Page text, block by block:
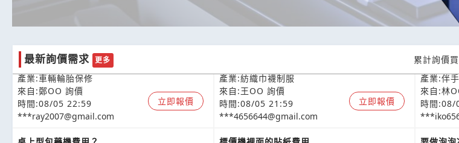
最新詢價需求 更多 累計詢價
有在做汽車零件鐵殼配件嗎
產業:車輛輪胎保修
來自:鄭OO 詢價
時間:08/05 22:59
立即報價
***ray2007@gmail.com
來自:王OO 詢價
時間:08/05 21:59
立即報價
***4656644@gmail.com
玉善冰
來自:林
時間:08/